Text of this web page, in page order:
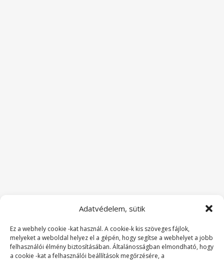
Adatvédelem, sütik
Ez a webhely cookie -kat használ. A cookie-k kis szöveges fájlok,
melyeket a weboldal helyez el a gépén, hogy segítse a webhelyet a jobb
felhasználói élmény biztosításában. Általánosságban elmondható, hogy
a cookie -kat a felhasználói beállítások megőrzésére, a